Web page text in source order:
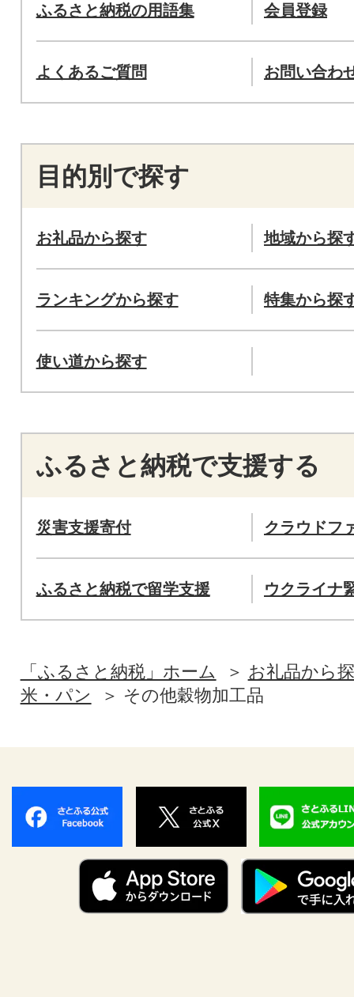
ふるさと納税の用語集 会員登録
よくあるご質問 お問い合わ
目的別で探す
お礼品から探す 地域から探
ランキングから探す 特集から探
使い道から探す
ふるさと納税で支援する
災害支援寄付 クラウドフ
ふるさと納税で留学支援 ウクライナ
「ふるさと納税」ホーム
お礼品から
米・パン
その他穀物加工品